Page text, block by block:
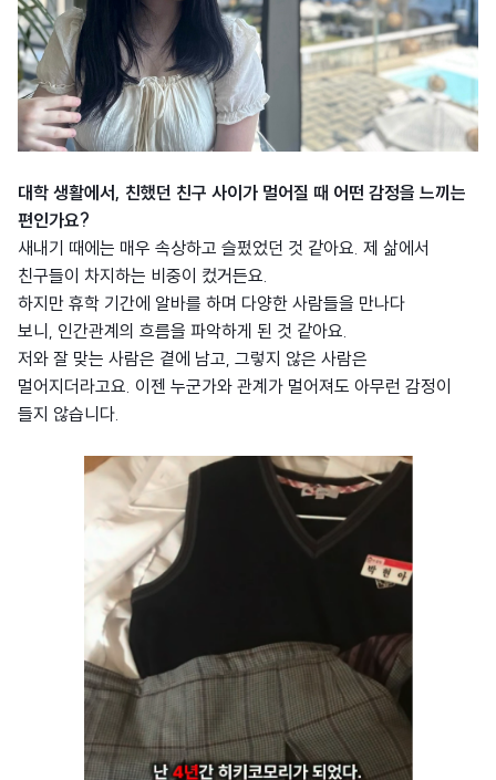
대학 생활에서, 친했던 친구 사이가 멀어질 때 어떤 감정을 느끼는
편인가요?
새내기 때에는 매우 속상하고 슬펐었던 것 같아요. 제 삶에서
친구들이 차지하는 비중이 컸거든요.
하지만 휴학 기간에 알바를 하며 다양한 사람들을 만나다
보니, 인간관계의 흐름을 파악하게 된 것 같아요.
저와 잘 맞는 사람은 곁에 남고, 그렇지 않은 사람은
멀어지더라고요. 이젠 누군가와 관계가 멀어져도 아무런 감정이
들지 않습니다.